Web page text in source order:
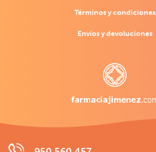
Términos y condiciones
Envíos y devoluciones